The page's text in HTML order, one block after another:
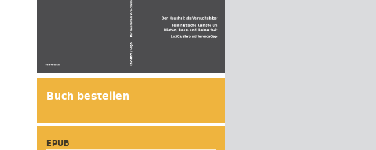
Buch bestellen
EPUB